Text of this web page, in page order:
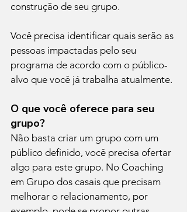
construção de seu grupo.
Você precisa identificar quais serão as
pessoas impactadas pelo seu
programa de acordo com o público-
alvo que você já trabalha atualmente.
O que você oferece para seu
grupo?
Não basta criar um grupo com um
público definido, você precisa ofertar
algo para este grupo. No Coaching
em Grupo dos casais que precisam
melhorar o relacionamento, por